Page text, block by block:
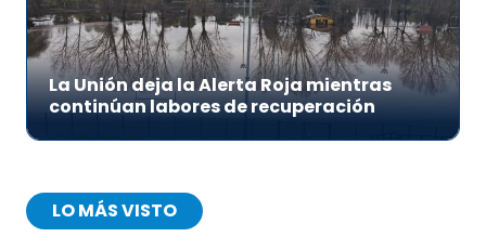
La Unión deja la Alerta Roja mientras
continúan labores de recuperación
LO MÁS VISTO